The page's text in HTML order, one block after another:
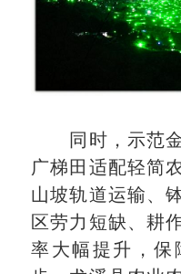
同时，示范金
广梯田适配轻简
山坡轨道运输、
区劳力短缺、耕
率大幅提升，保